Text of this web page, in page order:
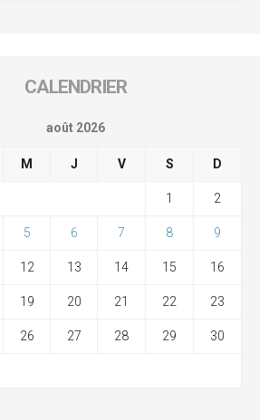
CALENDRIER
août 2026
M J V S D
1 2
5 6 7 8 9
12 13 14 15 16
19 20 21 22 23
26 27 28 29 30